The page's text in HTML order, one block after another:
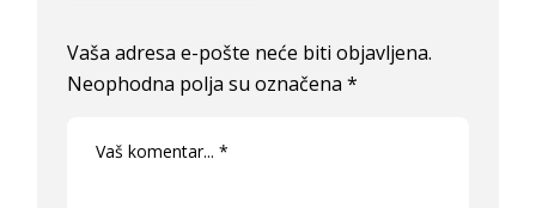
Vaša adresa e-pošte neće biti objavljena.
Neophodna polja su označena*